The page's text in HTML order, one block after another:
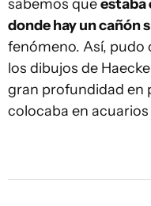
sabemos queestaba
donde hay un cañón
fenómeno. Así, pudo
los dibujos de
gran profundidad en
colocaba en